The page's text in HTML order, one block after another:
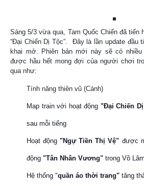
Sáng 5/3 vừa qua, Tam Quốc Chiến đã tiến
“Đại Chiến Dị Tộc”. Đây là lần update đầu
khai mở. Phiên bản mới này sẽ có
được hầu hết mong đợi của người chơi
qua như:
Tính năng thiên vũ (Cánh)
Map train với hoạt động "Đại Chiến
sau mỗi tiếng
Hoạt động "Ngự Tiền Thị Vệ" được
động "Tân Nhân Vương" trong Võ
Hệ thống "quần áo thời trang" tăng